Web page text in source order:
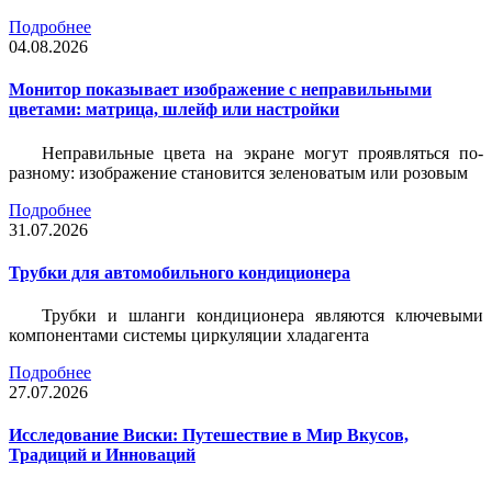
Подробнее
04.08.2026
Монитор показывает изображение с неправильными
цветами: матрица, шлейф или настройки
Неправильные цвета на экране могут проявляться по-
разному: изображение становится зеленоватым или розовым
Подробнее
31.07.2026
Трубки для автомобильного кондиционера
Трубки и шланги кондиционера являются ключевыми
компонентами системы циркуляции хладагента
Подробнее
27.07.2026
Исследование Виски: Путешествие в Мир Вкусов,
Традиций и Инноваций